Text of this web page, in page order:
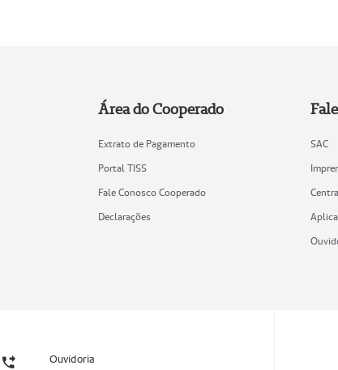
Área do Cooperado
Extrato de Pagamento
Portal TISS
Fale Conosco Cooperado
Declarações
SAC
Ouvidoria